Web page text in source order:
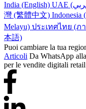
India (English)
灣 (繁體中文) Indonesia
Melayu) ประเทศไทย (ภ
本語)
Puoi cambiare la tua
Articoli Da WhatsApp
per le vendite digitali